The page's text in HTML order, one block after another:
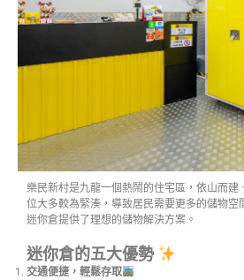
樂民新村是九龍一個熱鬧的住宅區，依山而
位大多較為緊湊，導致居民需要更多的儲物
迷你倉提供了理想的儲物解決方案。
迷你倉的五大優勢
交通便捷，輕鬆存取